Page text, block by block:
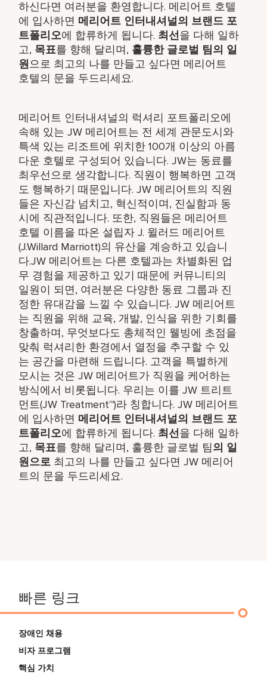
하신다면 여러분을 환영합니다. 메리어트 호텔
에 입사하면 메리어트 인터내셔널의 브랜드 포
트폴리오에 합류하게 됩니다. 최선을 다해 일하
고, 목표를 향해 달리며, 훌륭한 글로벌 팀의 일
원으로 최고의 나를 만들고 싶다면 메리어트
호텔의 문을 두드리세요.
메리어트 인터내셔널의 럭셔리 포트폴리오에
속해 있는 JW 메리어트는 전 세계 관문도시와
특색 있는 리조트에 위치한 100개 이상의 아름
다운 호텔로 구성되어 있습니다. JW는 동료를
최우선으로 생각합니다. 직원이 행복하면 고객
도 행복하기 때문입니다. JW 메리어트의 직원
들은 자신감 넘치고, 혁신적이며, 진실함과 동
시에 직관적입니다. 또한, 직원들은 메리어트
호텔 이름을 따온 설립자 J. 윌러드 메리어트
(J.Willard Marriott)의 유산을 계승하고 있습니
다.JW 메리어트는 다른 호텔과는 차별화된 업
무 경험을 제공하고 있기 때문에 커뮤니티의
일원이 되면, 여러분은 다양한 동료 그룹과 진
정한 유대감을 느낄 수 있습니다. JW 메리어트
는 직원을 위해 교육, 개발, 인식을 위한 기회를
창출하며, 무엇보다도 총체적인 웰빙에 초점을
맞춰 럭셔리한 환경에서 열정을 추구할 수 있
는 공간을 마련해 드립니다. 고객을 특별하게
모시는 것은 JW 메리어트가 직원을 케어하는
방식에서 비롯됩니다. 우리는 이를 JW 트리트
먼트(JW Treatment™)라 칭합니다. JW 메리어트
에 입사하면 메리어트 인터내셔널의 브랜드 포
트폴리오에 합류하게 됩니다. 최선을 다해 일하
고, 목표를 향해 달리며, 훌륭한 글로벌 팀의 일
원으로 최고의 나를 만들고 싶다면 JW 메리어
트의 문을 두드리세요.
빠른 링크
장애인 채용
비자 프로그램
핵심 가치